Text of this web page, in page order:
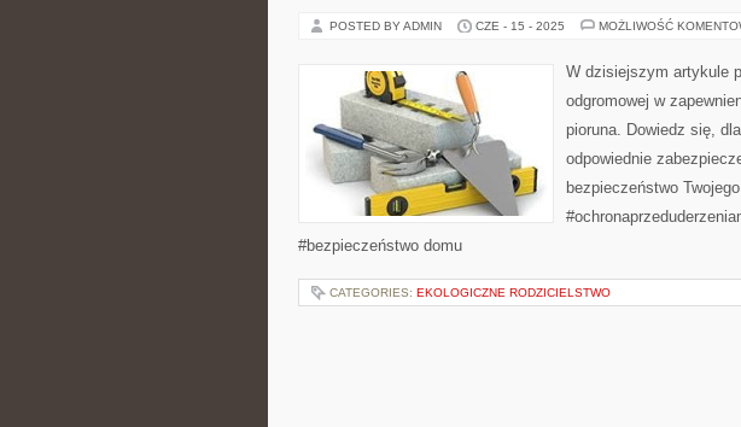
POSTED BY ADMIN CZE - 15 - 2025 MOŻLIWOŚĆ
W dzisiejszym artykule
odgromowej w
pioruna. Dowiedz się,
odpowiednie
bezpieczeństwo
#bezpieczeństwo domu
CATEGORIES: EKOLOGICZNE RODZICIELSTWO